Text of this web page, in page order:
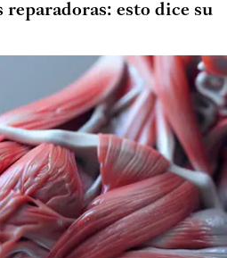
reparadoras: esto dice su